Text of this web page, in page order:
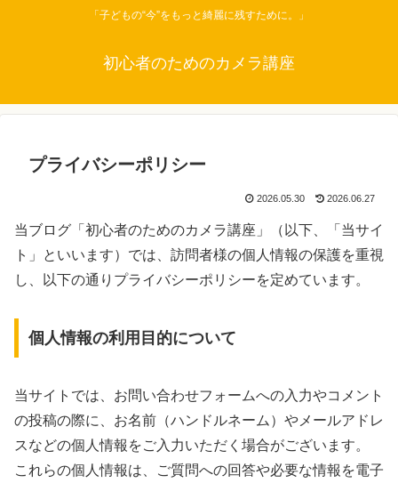
「子どもの“今”をもっと綺麗に残すために。」
初心者のためのカメラ講座
プライバシーポリシー
2026.05.30 2026.06.27
当ブログ「初心者のためのカメラ講座」（以下、「当サイ
ト」といいます）では、訪問者様の個人情報の保護を重視
し、以下の通りプライバシーポリシーを定めています。
個人情報の利用目的について
当サイトでは、お問い合わせフォームへの入力やコメント
の投稿の際に、お名前（ハンドルネーム）やメールアドレ
スなどの個人情報をご入力いただく場合がございます。
これらの個人情報は、ご質問への回答や必要な情報を電子